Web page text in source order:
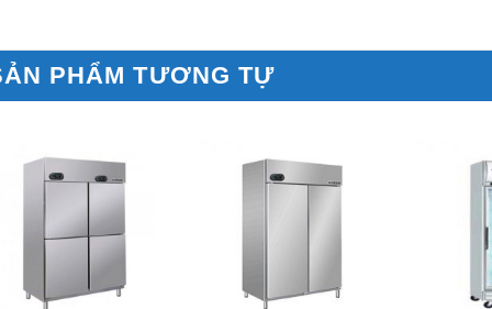
PHẨM TƯƠNG TỰ